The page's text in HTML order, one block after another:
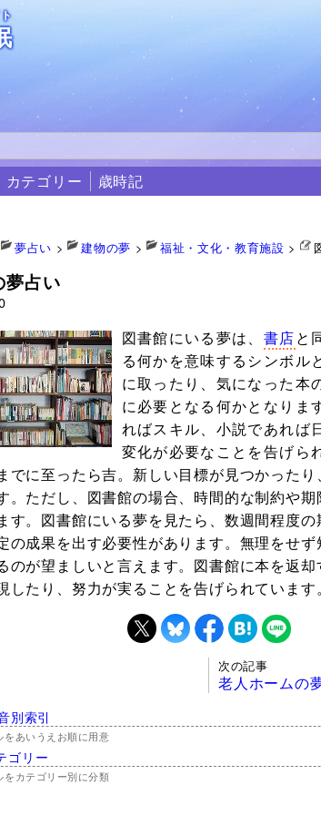
カテゴリー 歳時記
夢占い > 建物の夢 > 福祉・文化・教育施設 >
夢占い
図書館にいる夢は、 書店と
る何かを意味するシンボル
に取ったり、気になった本
に必要となる何かとなりま
ればスキル、小説であれば
変化が必要なことを告げら
でに至ったら吉。新しい目標が見つかった
。ただし、図書館の場合、時間的な制約や
す。図書館にいる夢を見たら、数週間程度
の成果を出す必要性があります。無理をせ
のが望ましいと言えます。図書館に本を返
したり、努力が実ることを告げられています。
次の記事
老人ホームの
別索引
をあいうえお順に用意
ゴリー
をカテゴリー別に分類